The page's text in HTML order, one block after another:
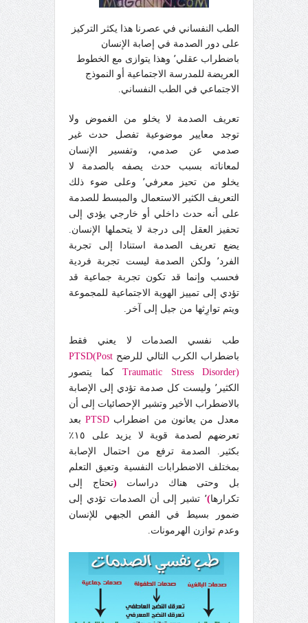
الطب النفساني في عصرنا هذا يكثر التركيز
على دور الصدمة في إصابة الإنسان
باضطراب عقلي٬ وهذا يتوازى مع الخطوط
العريضة للمدرسة الاجتماعية أو النموذج
الاجتماعي في الطب النفساني.
تعريف الصدمة لا يخلو من الغموض ولا
توجد معايير موضوعية تفصل حدث غير
صدمي عن صدمي، وتفسير الإنسان
لمعاناته بسبب حدث يصفه بالصدمة لا
يخلو من تحيز معرفي٬ وعلى ضوء ذلك
التعريف الكثير الاستعمال والمبسط للصدمة
على أنه حدث داخلي أو خارجي يؤدي إلى
تحفيز العقل إلى درجة لا يتحملها الإنسان.
يضع تعريف الصدمة استنادا إلى تجربة
الفرد٬ ولكن الصدمة ليست تجربة فردية
فحسب وإنما قد تكون تجربة جماعية قد
تؤدي إلى تمييز الهوية الاجتماعية للمجموعة
ويتم توارِثها من جيل إلى آخر.
طب نفسي الصدمات لا يعني فقط
باضطراب الكرب التالي للرضح PTSD(Post
Traumatic Stress Disorder) كما يتصور
الكثير٬ وليست كل صدمة تؤدي إلى الإصابة
بالاضطراب الأخير وتشير الإحصائيات إلى أن
معدل من يعانون من اضطراب PTSDبعد
تعرضهم لصدمة قوية لا يزيد على ١٥٪
بكثير. الصدمة ترفع من احتمال الإصابة
بمختلف الاضطرابات النفسية وتعيق التعلم
بل وحتى هناك دراسات (تحتاج إلى
تكرارها)
٬ تشير إلى أن الصدمات تؤدي إلى
ضمور بسيط في الفص الجبهي للإنسان
وعدم توازن الهرمونات.